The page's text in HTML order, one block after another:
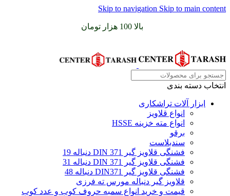
Skip to navigation Skip to main content
بالا 100 هزار تومان
انتخاب دسته بندی
ابزار آلات تراشکاری
انواع قلاویز
انواع مته خزینه HSSE
برقو
سندبلاست
فشنگی قلاویز گیر DIN 371 دنباله 19
فشنگی قلاویز گیر DIN 371 دنباله 31
فشنگی قلاویز گیر DIN371 دنباله 48
قلاویز گیر دنباله مورس ته فرزی
قیمت و خرید انواع سمبه حروف کوب و عدد کوب